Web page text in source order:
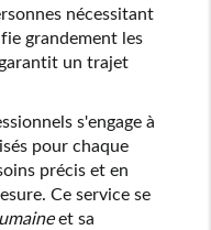
nécessitant
grandement les
un trajet
s'engage à
pour chaque
précis et en
Ce service se
et sa